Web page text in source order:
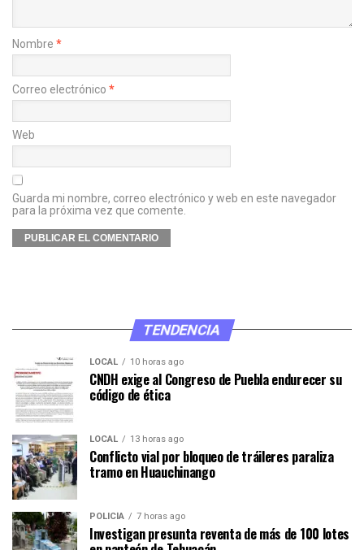
Nombre *
Correo electrónico *
Web
Guarda mi nombre, correo electrónico y web en este navegador
para la próxima vez que comente.
TENDENCIA
LOCAL 10 horas ago
CNDH exige al Congreso de Puebla endurecer su
código de ética
LOCAL 13 horas ago
Conflicto vial por bloqueo de tráileres paraliza
tramo en Huauchinango
POLICÍA 7 horas ago
Investigan presunta reventa de más de 100 lotes